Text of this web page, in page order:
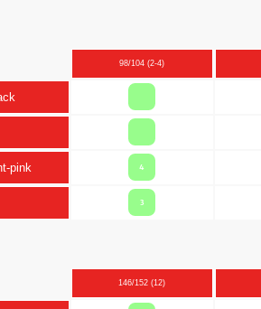
98/104 (2-4)
pink 4
3
146/152 (12)